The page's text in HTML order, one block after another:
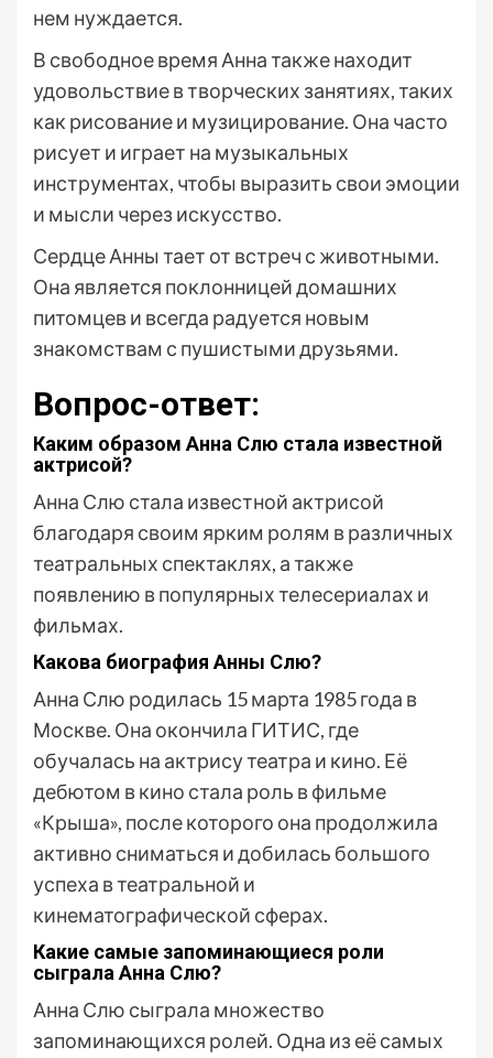
нем нуждается.
В свободное время Анна также находит
удовольствие в творческих занятиях, таких
как рисование и музицирование. Она часто
рисует и играет на музыкальных
инструментах, чтобы выразить свои эмоции
и мысли через искусство.
Сердце Анны тает от встреч с животными.
Она является поклонницей домашних
питомцев и всегда радуется новым
знакомствам с пушистыми друзьями.
Вопрос-ответ:
Каким образом Анна Слю стала известной
актрисой?
Анна Слю стала известной актрисой
благодаря своим ярким ролям в различных
театральных спектаклях, а также
появлению в популярных телесериалах и
фильмах.
Какова биография Анны Слю?
Анна Слю родилась 15 марта 1985 года в
Москве. Она окончила ГИТИС, где
обучалась на актрису театра и кино. Её
дебютом в кино стала роль в фильме
«Крыша», после которого она продолжила
активно сниматься и добилась большого
успеха в театральной и
кинематографической сферах.
Какие самые запоминающиеся роли
сыграла Анна Слю?
Анна Слю сыграла множество
запоминающихся ролей. Одна из её самых